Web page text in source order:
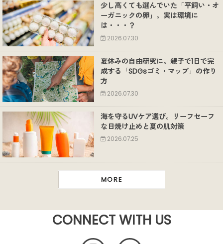
少し高くても選んでいた「平飼い・オ
ーガニックの卵」。実は環境に
は・・・？
2026.07.30
夏休みの自由研究に。親子で1日で完
成する「SDGsゴミ・マップ」の作り
方
2026.07.30
海を守るUVケア選び。リーフセーフ
な日焼け止めと夏の肌対策
2026.07.25
MORE
CONNECT WITH US